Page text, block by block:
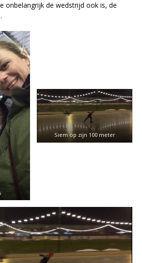
onbelangrijk de wedstrijd ook is, de
Siem op zijn 100 meter